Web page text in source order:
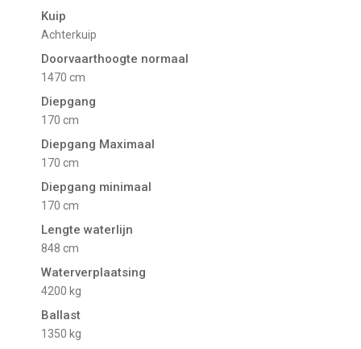
Kuip
Achterkuip
Doorvaarthoogte normaal
1470 cm
Diepgang
170 cm
Diepgang Maximaal
170 cm
Diepgang minimaal
170 cm
Lengte waterlijn
848 cm
Waterverplaatsing
4200 kg
Ballast
1350 kg